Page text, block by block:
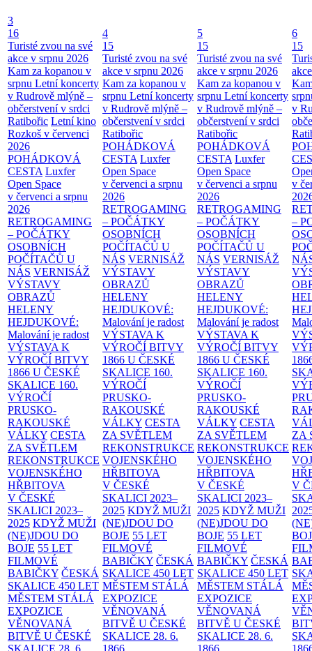
3
16
Turisté zvou na své
akce v srpnu 2026
Kam za kopanou v
srpnu Letní koncerty
v Rudrově mlýně –
občerstvení v srdci
Ratibořic Letní kino
Rozkoš v červenci
2026
POHÁDKOVÁ
CESTA Luxfer
Open Space
v červenci a srpnu
2026
RETROGAMING
– POČÁTKY
OSOBNÍCH
POČÍTAČŮ U
NÁS VERNISÁŽ
VÝSTAVY
OBRAZŮ
HELENY
HEJDUKOVÉ:
Malování je radost
VÝSTAVA K
VÝROČÍ BITVY
1866 U ČESKÉ
SKALICE 160.
VÝROČÍ
PRUSKO-
RAKOUSKÉ
VÁLKY CESTA
ZA SVĚTLEM
REKONSTRUKCE
VOJENSKÉHO
HŘBITOVA
V ČESKÉ
SKALICI 2023–
2025 KDYŽ MUŽI
(NE)JDOU DO
BOJE 55 LET
FILMOVÉ
BABIČKY ČESKÁ
SKALICE 450 LET
MĚSTEM STÁLÁ
EXPOZICE
VĚNOVANÁ
BITVĚ U ČESKÉ
4
15
Turisté zvou na své
akce v srpnu 2026
Kam za kopanou v
srpnu Letní koncerty
v Rudrově mlýně –
občerstvení v srdci
Ratibořic
POHÁDKOVÁ
CESTA Luxfer
Open Space
v červenci a srpnu
2026
RETROGAMING
– POČÁTKY
OSOBNÍCH
POČÍTAČŮ U
NÁS VERNISÁŽ
VÝSTAVY
OBRAZŮ
HELENY
HEJDUKOVÉ:
Malování je radost
VÝSTAVA K
VÝROČÍ BITVY
1866 U ČESKÉ
SKALICE 160.
VÝROČÍ
PRUSKO-
RAKOUSKÉ
VÁLKY CESTA
ZA SVĚTLEM
REKONSTRUKCE
VOJENSKÉHO
HŘBITOVA
V ČESKÉ
SKALICI 2023–
2025 KDYŽ MUŽI
(NE)JDOU DO
BOJE 55 LET
FILMOVÉ
BABIČKY ČESKÁ
SKALICE 450 LET
MĚSTEM STÁLÁ
EXPOZICE
VĚNOVANÁ
BITVĚ U ČESKÉ
SKALICE 28. 6.
5
15
Turisté zvou na své
akce v srpnu 2026
Kam za kopanou v
srpnu Letní koncerty
v Rudrově mlýně –
občerstvení v srdci
Ratibořic
POHÁDKOVÁ
CESTA Luxfer
Open Space
v červenci a srpnu
2026
RETROGAMING
– POČÁTKY
OSOBNÍCH
POČÍTAČŮ U
NÁS VERNISÁŽ
VÝSTAVY
OBRAZŮ
HELENY
HEJDUKOVÉ:
Malování je radost
VÝSTAVA K
VÝROČÍ BITVY
1866 U ČESKÉ
SKALICE 160.
VÝROČÍ
PRUSKO-
RAKOUSKÉ
VÁLKY CESTA
ZA SVĚTLEM
REKONSTRUKCE
VOJENSKÉHO
HŘBITOVA
V ČESKÉ
SKALICI 2023–
2025 KDYŽ MUŽI
(NE)JDOU DO
BOJE 55 LET
FILMOVÉ
BABIČKY ČESKÁ
SKALICE 450 LET
MĚSTEM STÁLÁ
EXPOZICE
VĚNOVANÁ
BITVĚ U ČESKÉ
SKALICE 28. 6.
6
15
v
v
–
ZA
V